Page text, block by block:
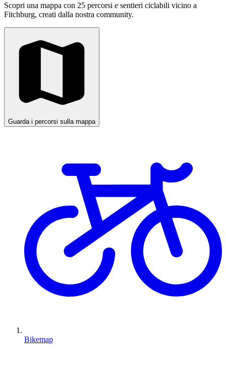
Scopri una mappa con 25 percorsi e sentieri ciclabili vicino a
Fitchburg, creati dalla nostra community.
Guarda i percorsi sulla mappa
Bikemap